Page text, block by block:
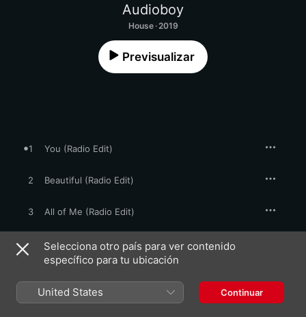
Audioboy
House · 2019
Previsualizar
1 You (Radio Edit)
2 Beautiful (Radio Edit)
3 All of Me (Radio Edit)
4 My Star (Radio Edit)
6 Eyes On You (Radio Edit)
Selecciona otro país para ver contenido
específico para tu ubicación
United States Continuar